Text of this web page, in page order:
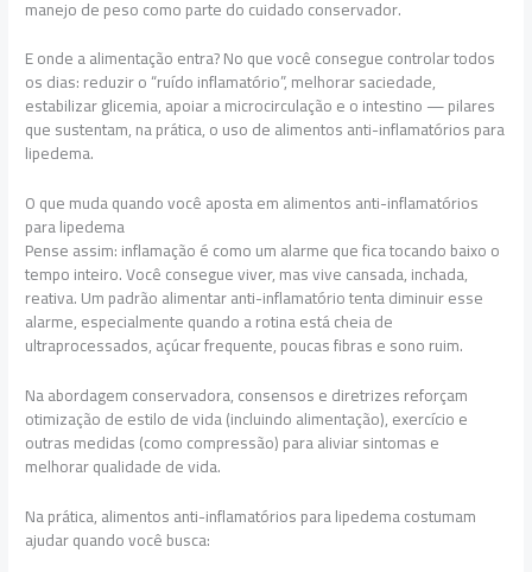
manejo de peso como parte do cuidado conservador.
E onde a alimentação entra? No que você consegue controlar todos
os dias: reduzir o “ruído inflamatório”, melhorar saciedade,
estabilizar glicemia, apoiar a microcirculação e o intestino — pilares
que sustentam, na prática, o uso de alimentos anti-inflamatórios para
lipedema.
O que muda quando você aposta em alimentos anti-inflamatórios
para lipedema
Pense assim: inflamação é como um alarme que fica tocando baixo o
tempo inteiro. Você consegue viver, mas vive cansada, inchada,
reativa. Um padrão alimentar anti-inflamatório tenta diminuir esse
alarme, especialmente quando a rotina está cheia de
ultraprocessados, açúcar frequente, poucas fibras e sono ruim.
Na abordagem conservadora, consensos e diretrizes reforçam
otimização de estilo de vida (incluindo alimentação), exercício e
outras medidas (como compressão) para aliviar sintomas e
melhorar qualidade de vida.
Na prática, alimentos anti-inflamatórios para lipedema costumam
ajudar quando você busca: